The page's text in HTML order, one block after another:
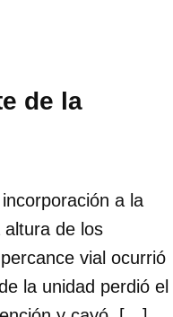
de la
a la
altura de los
vial ocurrió
la unidad perdió el